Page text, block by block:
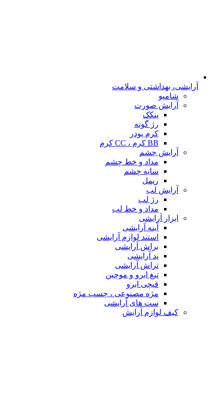
آرایشی، بهداشتی و سلامت
شامپو
آرایش صورت
پنکک
رژ گونه
کرم پودر
BB کرم ، CC کرم
آرایش چشم
مداد و خط چشم
سایه چشم
ریمل
آرایش لب
رژ لب
مداد و خط لب
ابزار آرایشی
آینه آرایشی
استند لوازم آرایشی
براش آرایشی
پد آرایشی
تراش آرایشی
تیغ ابرو و موچین
قیچی ابرو
مژه مصنوعی ، چسب مژه
ست های آرایشی
کیف لوازم آرایش